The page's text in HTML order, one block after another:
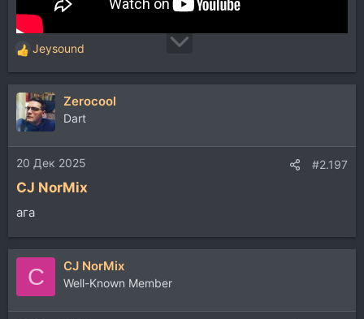
Р
е
а
к
ц
и
и
:
Jeysound
Zerocool
Dart
20 Дек 2025 #2.197
CJ NorMix
ага
C CJ NorMix
Well-Known Member